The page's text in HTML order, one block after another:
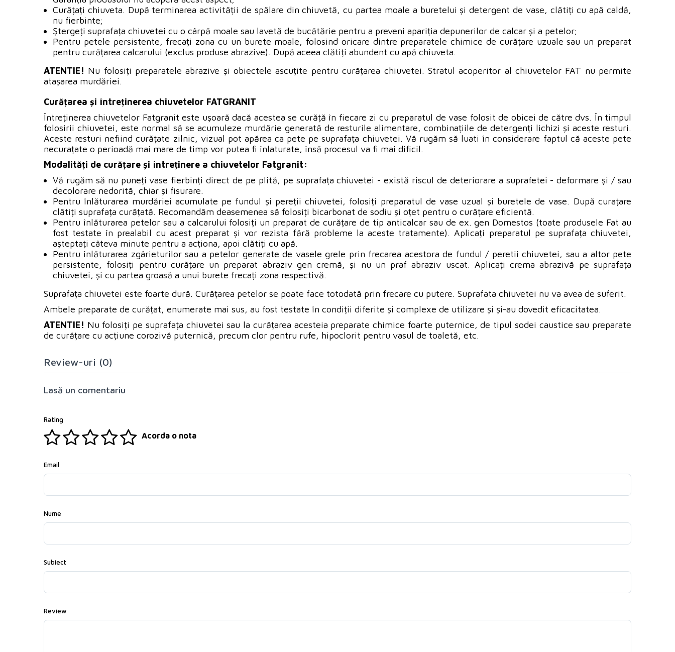
Curățați chiuveta. După terminarea activității de spălare din chiuvetă, cu partea moale a buretelui și detergent de vase, clătiți cu apă caldă,
nu fierbinte;
Ștergeți suprafața chiuvetei cu o cârpă moale sau lavetă de bucătărie pentru a preveni apariția depunerilor de calcar și a petelor;
Pentru petele persistente, frecați zona cu un burete moale, folosind oricare dintre preparatele chimice de curățare uzuale sau un preparat
pentru curățarea calcarului (exclus produse abrazive). După aceea clătiți abundent cu apă chiuveta.
ATENTIE! Nu folosiți preparatele abrazive și obiectele ascuțite pentru curățarea chiuvetei. Stratul acoperitor al chiuvetelor FAT nu permite
atașarea murdăriei.
Curățarea și întreținerea chiuvetelor FATGRANIT
Întreținerea chiuvetelor Fatgranit este ușoară dacă acestea se curăță în fiecare zi cu preparatul de vase folosit de obicei de către dvs. În timpul
folosirii chiuvetei, este normal să se acumuleze murdărie generată de resturile alimentare, combinațiile de detergenți lichizi și aceste resturi.
Aceste resturi nefiind curățate zilnic, vizual pot apărea ca pete pe suprafața chiuvetei. Vă rugăm să luati în considerare faptul că aceste pete
necurațate o perioadă mai mare de timp vor putea fi înlaturate, însă procesul va fi mai dificil.
Modalități de curățare și întreținere a chiuvetelor Fatgranit:
Vă rugăm să nu puneți vase fierbinți direct de pe plită, pe suprafața chiuvetei - există riscul de deteriorare a suprafetei - deformare și / sau
decolorare nedorită, chiar și fisurare.
Pentru înlăturarea murdăriei acumulate pe fundul și pereții chiuvetei, folosiți preparatul de vase uzual și buretele de vase. După curațare
clătiți suprafața curățată. Recomandăm deasemenea să folosiți bicarbonat de sodiu și oțet pentru o curățare eficientă.
Pentru înlăturarea petelor sau a calcarului folosiți un preparat de curățare de tip anticalcar sau de ex. gen Domestos (toate produsele Fat au
fost testate în prealabil cu acest preparat și vor rezista fără probleme la aceste tratamente). Aplicați preparatul pe suprafața chiuvetei,
așteptați câteva minute pentru a acționa, apoi clătiți cu apă.
Pentru înlăturarea zgârieturilor sau a petelor generate de vasele grele prin frecarea acestora de fundul / peretii chiuvetei, sau a altor pete
persistente, folosiți pentru curățare un preparat abraziv gen cremă, și nu un praf abraziv uscat. Aplicați crema abrazivă pe suprafața
chiuvetei, și cu partea groasă a unui burete frecați zona respectivă.
Suprafața chiuvetei este foarte dură. Curățarea petelor se poate face totodată prin frecare cu putere. Suprafata chiuvetei nu va avea de suferit.
Ambele preparate de curățat, enumerate mai sus, au fost testate în condiții diferite și complexe de utilizare și și-au dovedit eficacitatea.
ATENTIE! Nu folosiți pe suprafața chiuvetei sau la curățarea acesteia preparate chimice foarte puternice, de tipul sodei caustice sau preparate
de curățare cu acțiune corozivă puternică, precum clor pentru rufe, hipoclorit pentru vasul de toaletă, etc.
Review-uri (0)
Lasă un comentariu
Rating
Acorda o nota
Email
Nume
Subiect
Review